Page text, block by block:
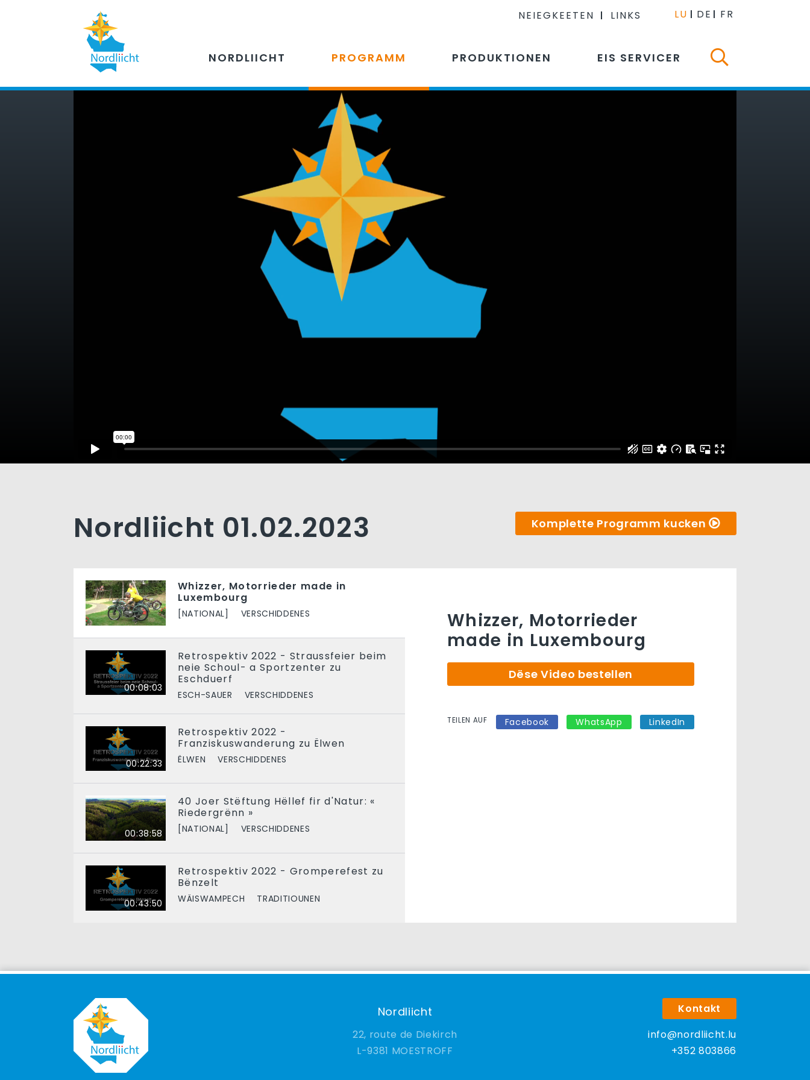
NEIEGKEETEN LINKS LU DE FR
NORDLIICHT PROGRAMM PRODUKTIONEN EIS SERVICER
Nordliicht 01.02.2023 Komplette Programm kucken
Whizzer, Motorrieder made in
Luxembourg
[NATIONAL] VERSCHIDDENES
00:08:03
Retrospektiv 2022 - Straussfeier beim
neie Schoul- a Sportzenter zu
Eschduerf
ESCH-SAUER VERSCHIDDENES
00:22:33
Retrospektiv 2022 -
Franziskuswanderung zu Ëlwen
ËLWEN VERSCHIDDENES
00:38:58
40 Joer Stëftung Hëllef fir d'Natur: «
Riedergrënn »
[NATIONAL] VERSCHIDDENES
00:43:50
Retrospektiv 2022 - Gromperefest zu
Bënzelt
WÄISWAMPECH TRADITIOUNEN
Whizzer, Motorrieder
made in Luxembourg
Dëse Video bestellen
TEILEN AUF Facebook WhatsApp LinkedIn
Nordliicht
22, route de Diekirch
9381 MOESTROFF
Kontakt
info@nordliicht.lu
+352 803866